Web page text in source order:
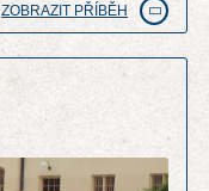
ZOBRAZIT PŘÍBĚH